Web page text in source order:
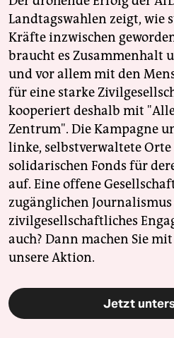
Landtagswahlen zeigt, wie
Kräfte inzwischen
braucht es Zusammenhalt
und vor allem mit den
für eine starke
kooperiert deshalb mit
Zentrum". Die Kampagne
linke, selbstverwaltete
solidarischen Fonds für
auf. Eine offene
zugänglichen Journalismus
zivilgesellschaftliches
auch? Dann machen Sie
unsere Aktion.
Jetzt